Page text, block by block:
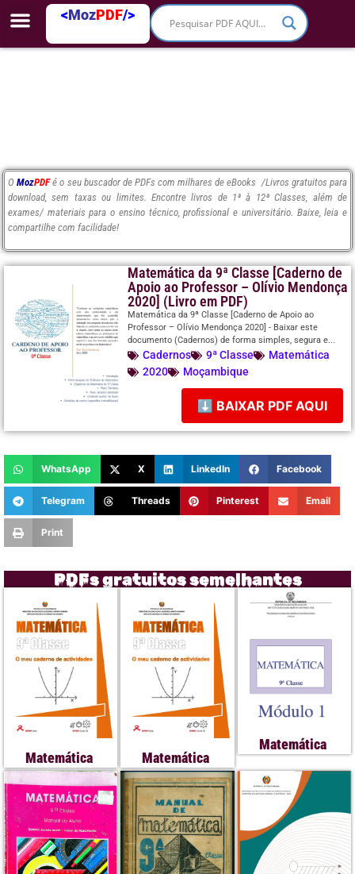
<MozPDF/>
OMozPDF é o seu buscador de PDFs com milhares de eBooks /Livros gratuitos para
download, sem taxas ou limites. Encontre livros de 1ª à 12ª Classes, além de
exames/ materiais para o ensino técnico, profissional e universitário. Baixe, leia e
compartilhe com facilidade!
Matemática da 9ª Classe [Caderno de
Apoio ao Professor – Olívio Mendonça
2020] (Livro em PDF)
Matemática da 9ª Classe [Caderno de Apoio ao
Professor – Olívio Mendonça 2020] - Baixar este
documento (Cadernos) de forma simples, segura e...
Cadernos 9ª Classe
Matemática
2020
Moçambique
⬇ BAIXAR PDF AQUI
WhatsApp X LinkedIn Facebook
Telegram Threads Pinterest Email
Print
PDFs gratuitos semelhantes
Matemática Matemática
Matemática